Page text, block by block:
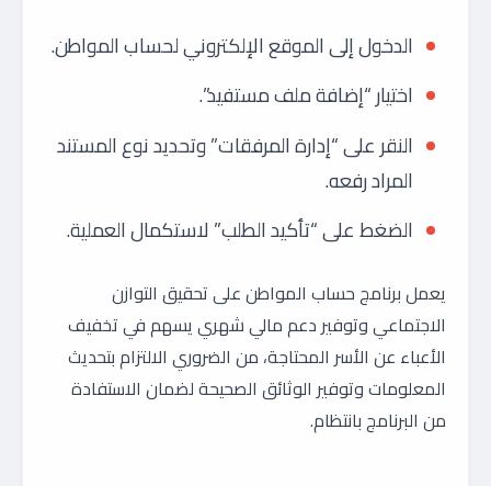
الدخول إلى الموقع الإلكتروني لحساب المواطن.
اختيار “إضافة ملف مستفيد”.
النقر على “إدارة المرفقات” وتحديد نوع المستند
المراد رفعه.
الضغط على “تأكيد الطلب” لاستكمال العملية.
يعمل برنامج حساب المواطن على تحقيق التوازن
الاجتماعي وتوفير دعم مالي شهري يسهم في تخفيف
الأعباء عن الأسر المحتاجة، من الضروري الالتزام بتحديث
المعلومات وتوفير الوثائق الصحيحة لضمان الاستفادة
من البرنامج بانتظام.